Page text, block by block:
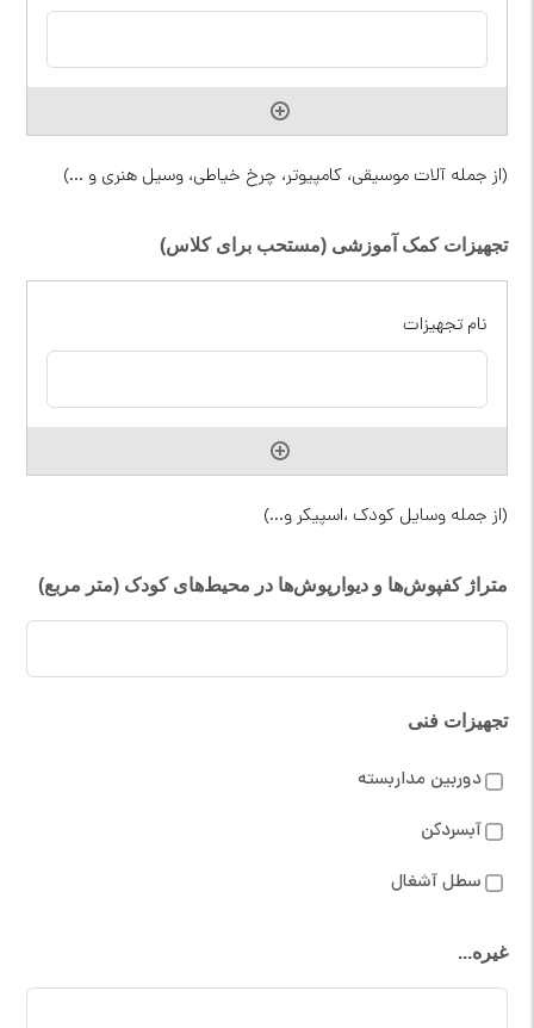
(از جمله آلات موسیقی، کامپیوتر، چرخ خیاطی، وسیل هنری و ...)
تجهیزات کمک آموزشی (مستحب برای کلاس)
(از جمله وسایل کودک ،اسپیکر و...)
متراژ کفپوش‌ها و دیوارپوش‌ها در محیط‌های کودک (متر مربع)
تجهیزات فنی
دوربین مداربسته
آبسردکن
سطل آشغال
غیره...